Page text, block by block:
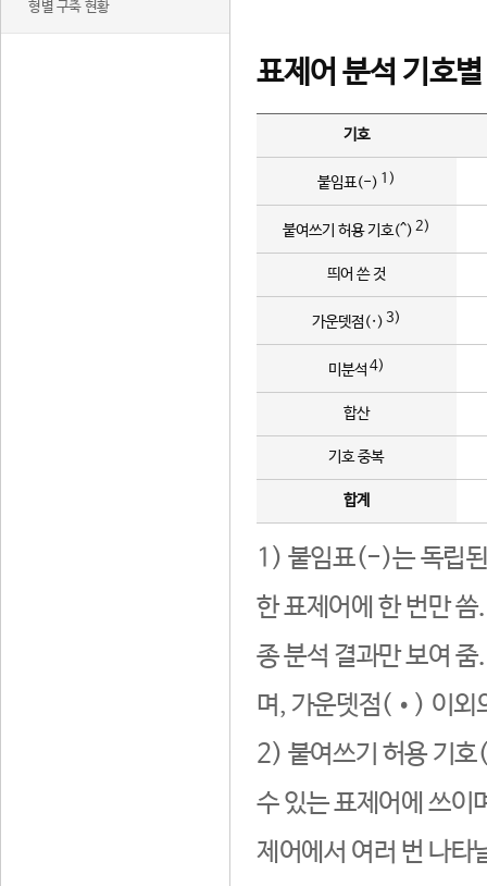
형별 구축 현황
표제어 분석 기호
기호
붙임표(-) 1)
붙여쓰기 허용 기호(^) 2)
띄어 쓴 것
가운뎃점(·) 3)
미분석 4)
합산
기호 중복
합계
1) 붙임표(-)는 독립된
한 표제어에 한 번만
종 분석 결과만 보여
며, 가운뎃점(•) 이외
2) 붙여쓰기 허용 기호
수 있는 표제어에 쓰이
제어에서 여러 번 나타